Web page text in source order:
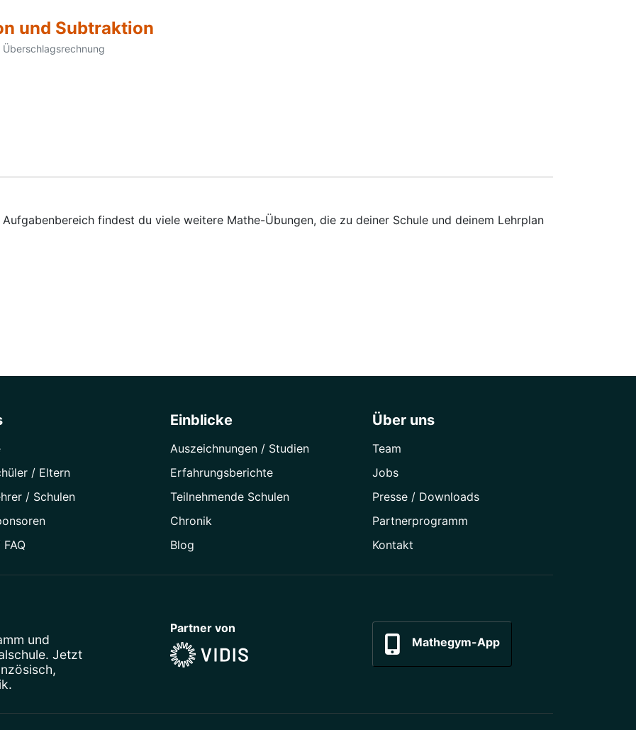
und Subtraktion
findest du viele weitere Mathe-Übungen, die zu deiner Schule und deinem Lehrplan
/ Eltern
/ Schulen
Einblicke
Auszeichnungen / Studien
Erfahrungsberichte
Teilnehmende Schulen
Chronik
Blog
Über uns
Team
Jobs
Presse / Downloads
Partner­programm
Kontakt
und
Jetzt
,
.
Partner von
Mathegym-App